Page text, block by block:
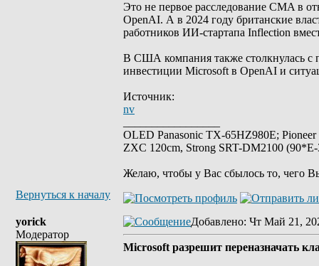
Это не первое расследование CMA в
OpenAI. А в 2024 году британские
работников ИИ-стартапа Inflection
В США компания также столкнулась с
инвестиции Microsoft в OpenAI и
Источник:
nv
OLED Panasonic TX-65HZ980E;
ZXC 120cm, Strong SRT-DM2100
Желаю, чтобы у Вас сбылось то, чего
Вернуться к началу
yorick
Модератор
Добавлено: Чт Май 21,
Microsoft разрешит переназначать